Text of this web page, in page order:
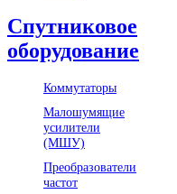
Спутниковое
оборудование
Коммутаторы
Малошумящие
усилители
(МШУ)
Преобразователи
частот